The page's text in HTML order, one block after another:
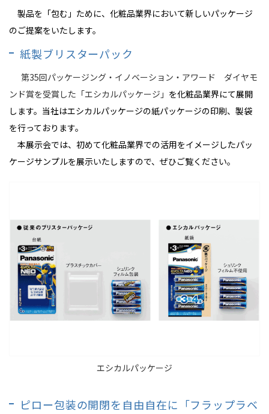
製品を「包む」ために、化粧品業界において新しいパッケージ
のご提案をいたします。
紙製ブリスターパック
第35回パッケージング・イノベーション・アワード ダイヤモ
ンド賞を受賞した「エシカルパッケージ」 を化粧品業界にて展開
します。当社はエシカルパッケージの紙パッケージの印刷、製袋
を行っております。
本展示会では、初めて化粧品業界での活用をイメージしたパッ
ケージサンプルを展示いたしますので、ぜひご覧ください。
エシカルパッケージ
ピロー包装の開閉を自由自在に「フラップラベ